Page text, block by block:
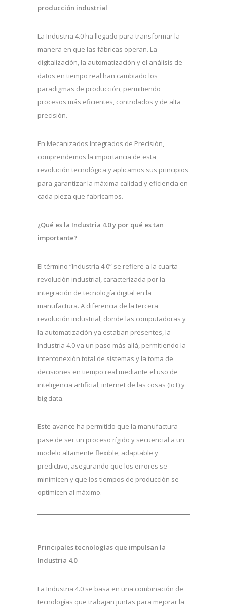
producción industrial
La Industria 4.0 ha llegado para transformar la
manera en que las fábricas operan. La
digitalización, la automatización y el análisis de
datos en tiempo real han cambiado los
paradigmas de producción, permitiendo
procesos más eficientes, controlados y de alta
precisión.
En Mecanizados Integrados de Precisión,
comprendemos la importancia de esta
revolución tecnológica y aplicamos sus principios
para garantizar la máxima calidad y eficiencia en
cada pieza que fabricamos.
¿Qué es la Industria 4.0 y por qué es tan
importante?
El término “Industria 4.0” se refiere a la cuarta
revolución industrial, caracterizada por la
integración de tecnología digital en la
manufactura. A diferencia de la tercera
revolución industrial, donde las computadoras y
la automatización ya estaban presentes, la
Industria 4.0 va un paso más allá, permitiendo la
interconexión total de sistemas y la toma de
decisiones en tiempo real mediante el uso de
inteligencia artificial, internet de las cosas (IoT) y
big data.
Este avance ha permitido que la manufactura
pase de ser un proceso rígido y secuencial a un
modelo altamente flexible, adaptable y
predictivo, asegurando que los errores se
minimicen y que los tiempos de producción se
optimicen al máximo.
Principales tecnologías que impulsan la
Industria 4.0
La Industria 4.0 se basa en una combinación de
tecnologías que trabajan juntas para mejorar la